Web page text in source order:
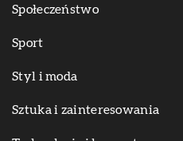
Społeczeństwo
Sport
Styl i moda
Sztuka i zainteresowania